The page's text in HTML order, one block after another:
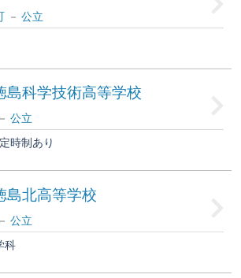
公立
島科学技術高等学校
公立
定時制あり
島北高等学校
公立
科